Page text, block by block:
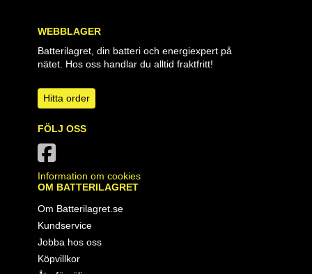
WEBBLAGER
Batterilagret, din batteri och energiexpert på
nätet. Hos oss handlar du alltid fraktfritt!
Hitta order
FÖLJ OSS
Information om cookies
OM BATTERILAGRET
Om Batterilagret.se
Kundservice
Jobba hos oss
Köpvillkor